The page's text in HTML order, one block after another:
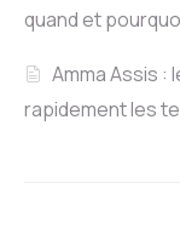
quand et
Amma Assis :
rapidement les